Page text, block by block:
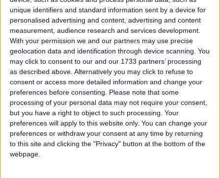
unique identifiers and standard information sent by a device for
personalised advertising and content, advertising and content
measurement, audience research and services development.
With your permission we and our partners may use precise
geolocation data and identification through device scanning. You
may click to consent to our and our 1733 partners’ processing
as described above. Alternatively you may click to refuse to
consent or access more detailed information and change your
preferences before consenting.
Please note that some
processing of your personal data may not require your consent,
but you have a right to object to such processing. Your
preferences will apply to this website only. You can change your
preferences or withdraw your consent at any time by returning
to this site and clicking the "Privacy" button at the bottom of the
webpage.
30 mars 2023 La Rédaction À la une Actualités Diaspora 1